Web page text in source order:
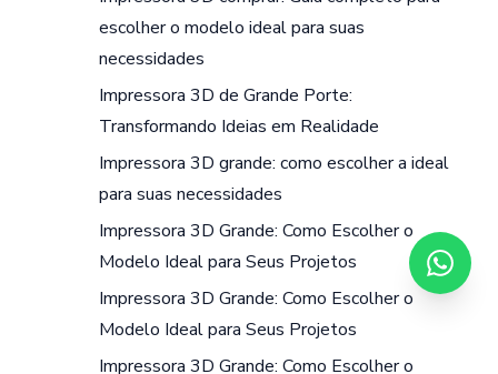
escolher o modelo ideal para suas
necessidades
Impressora 3D de Grande Porte:
Transformando Ideias em Realidade
Impressora 3D grande: como escolher a ideal
para suas necessidades
Impressora 3D Grande: Como Escolher o
Modelo Ideal para Seus Projetos
Impressora 3D Grande: Como Escolher o
Modelo Ideal para Seus Projetos
Impressora 3D Grande: Como Escolher o